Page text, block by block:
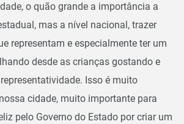
o quão grande a importância a
mas a nível nacional, trazer
representam e especialmente ter um
desde as crianças gostando e
Isso é muito
cidade, muito importante para
pelo Governo do Estado por criar um